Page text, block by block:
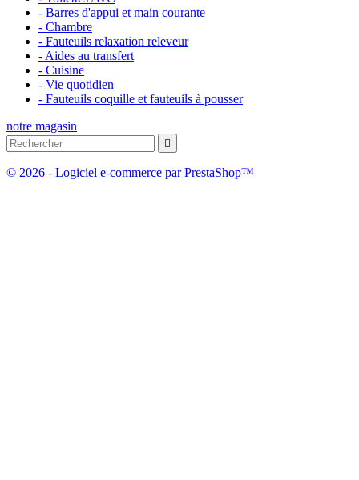
- Barres d'appui et main courante
- Chambre
- Fauteuils relaxation releveur
- Aides au transfert
- Cuisine
- Vie quotidien
- Fauteuils coquille et fauteuils à pousser
notre magasin

© 2026 - Logiciel e-commerce par PrestaShop™